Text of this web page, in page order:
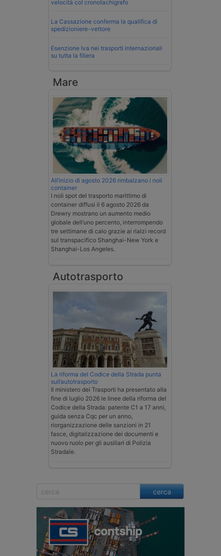
velocità col cronotachigrafo
La Cassazione conferma la qualifica di
spedizioniere-vettore
Esenzione Iva nei trasporti internazionali
su tutta la filiera
Mare
All’inizio di agosto 2026 rimbalzano i noli
container
I noli spot del trasporto marittimo di
container diffusi il 6 agosto 2026 da
Drewry mostrano un aumento medio
globale dell’uno percento, interrompendo
tre settimane di calo grazie ai rialzi record
sul transpacifico Shanghai-New York e
Shanghai-Los Angeles.
Autotrasporto
La riforma del Codice della Strada punta
sull’autotrasporto
Il ministero dei Trasporti ha presentato alla
fine di luglio 2026 le linee della riforma del
Codice della Strada: patente C1 a 17 anni,
guida senza Cqc per un anno,
riorganizzazione delle sanzioni in 21
fasce, digitalizzazione dei documenti e
nuovo ruolo per gli ausiliari di Polizia
Stradale.
cerca